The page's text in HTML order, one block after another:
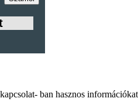
ban hasznos